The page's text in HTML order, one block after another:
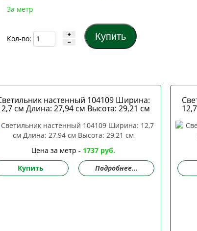
За метр
Кол-во:
настенный 104109 Ширина:
см Длина: 27,94 см Высота: 29,21 см
Цена за метр - 1737 руб.
Купить
Подробнее...